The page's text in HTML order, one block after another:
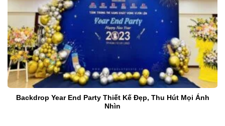
Backdrop Year End Party Thiết Kế Đẹp, Thu Hút Mọi Ánh
Nhìn